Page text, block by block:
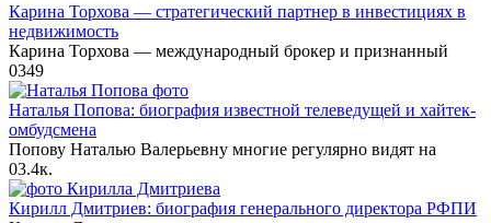
Карина Торхова — стратегический партнер в инвестициях в
недвижимость
Карина Торхова — международный брокер и признанный
0349
Наталья Попова: биография известной телеведущей и хайтек-
омбудсмена
Попову Наталью Валерьевну многие регулярно видят на
03.4к.
Кирилл Дмитриев: биография генерального директора РФПИ